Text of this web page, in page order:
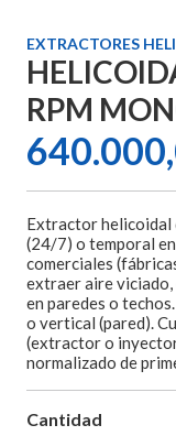
EXTRACTORES
RPM
Extractor helicoidal
(24/7) o temporal
comerciales
extraer aire
en paredes o
o vertical (pared).
(extractor o
normalizado de
Cantidad